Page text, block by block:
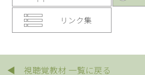
リンク集
◀ 視聴覚教材 一覧に戻る